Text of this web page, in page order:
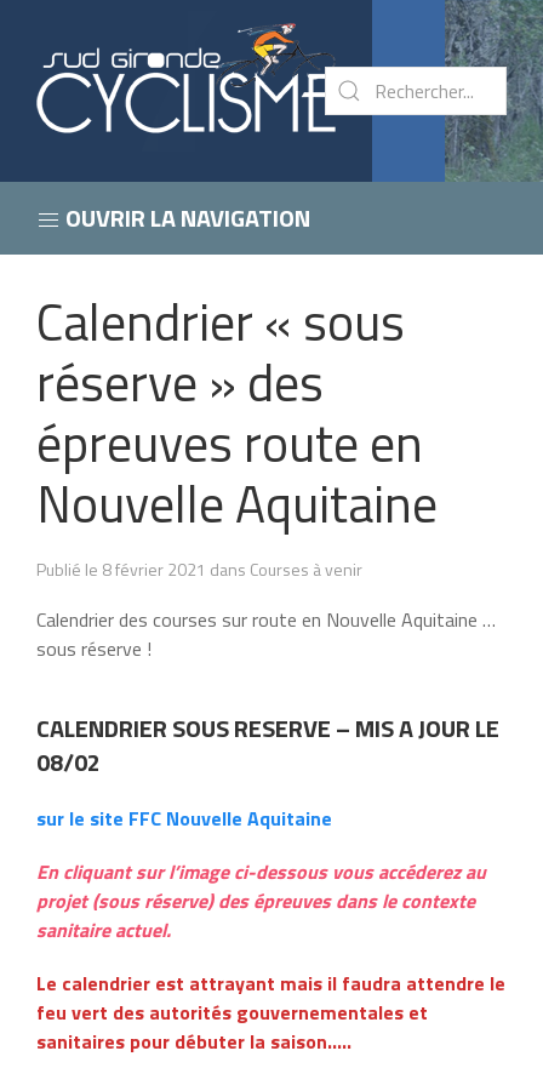
OUVRIR LA NAVIGATION
Calendrier « sous
réserve » des
épreuves route en
Nouvelle Aquitaine
Publié le 8 février 2021 dans Courses à venir
Calendrier des courses sur route en Nouvelle Aquitaine …
sous réserve !
CALENDRIER SOUS RESERVE – MIS A JOUR LE
08/02
sur le site FFC Nouvelle Aquitaine
En cliquant sur l’image ci-dessous vous accéderez au
projet (sous réserve) des épreuves dans le contexte
sanitaire actuel.
Le calendrier est attrayant mais il faudra attendre le
feu vert des autorités gouvernementales et
sanitaires pour débuter la saison…..